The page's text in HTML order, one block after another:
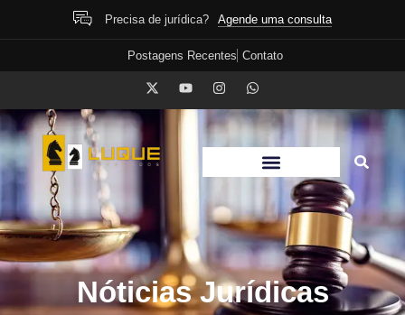
Precisa de jurídica? Agende uma consulta
Postagens Recentes Contato
Nóticias Jurídicas